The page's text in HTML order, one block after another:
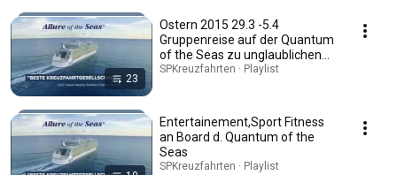
23
Ostern 2015 29.3 -5.4
Gruppenreise auf der Quantum
of the Seas zu unglaublichen
Preisen ab bereits 884,60€ p.P.
SPKreuzfahrten · Playlist
Entertainement,Sport Fitness
an Board d. Quantum of the
Seas
SPKreuzfahrten · Playlist